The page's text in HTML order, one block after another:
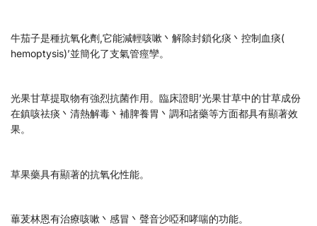
牛茄子是種抗氧化劑,它能減輕咳嗽丶解除封鎖化痰丶控制血痰(
hemoptysis)’並簡化了支氣管痙孿。
光果甘草提取物有強烈抗菌作用。臨床證眀’光果甘草中的甘草成份
在鎮咳祛痰丶清熱解毒丶補脾養胃丶調和諸藥等方面都具有顯著效
果。
草果藥具有顯著的抗氧化性能。
蓽茇林恩有治療咳嗽丶感冒丶聲音沙啞和哮喘的功能。